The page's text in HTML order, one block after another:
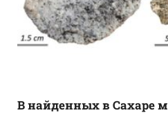
В найденных в Сахаре